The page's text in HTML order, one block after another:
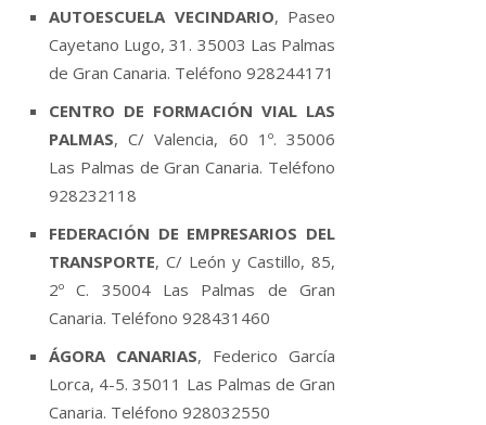
AUTOESCUELA VECINDARIO, Paseo
Cayetano Lugo, 31. 35003 Las Palmas
de Gran Canaria. Teléfono 928244171
CENTRO DE FORMACIÓN VIAL LAS
PALMAS, C/ Valencia, 60 1º. 35006
Las Palmas de Gran Canaria. Teléfono
928232118
FEDERACIÓN DE EMPRESARIOS DEL
TRANSPORTE, C/ León y Castillo, 85,
2º C. 35004 Las Palmas de Gran
Canaria. Teléfono 928431460
ÁGORA CANARIAS, Federico Garcí­a
Lorca, 4-5. 35011 Las Palmas de Gran
Canaria. Teléfono 928032550